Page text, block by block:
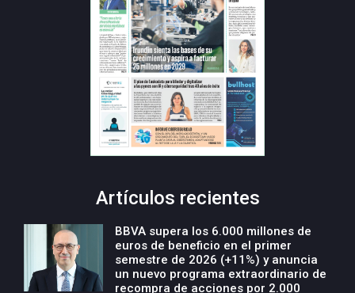
Artículos recientes
BBVA supera los 6.000 millones de
euros de beneficio en el primer
semestre de 2026 (+11%) y anuncia
un nuevo programa extraordinario de
recompra de acciones por 2.000